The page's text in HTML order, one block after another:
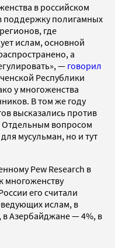
в российском
поддержку полигамных
где
ислам, основной
а
— говорил
Республики
у многоженства
В том же году
высказались против
Отдельным вопросом
мусульман, но и тут
Pew Research в
многоженству
его считали
ислам, в
Азербайджане — 4%, в